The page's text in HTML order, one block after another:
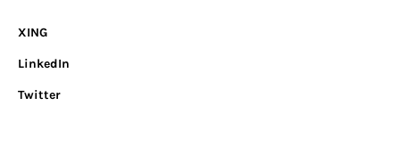
XING
LinkedIn
Twitter